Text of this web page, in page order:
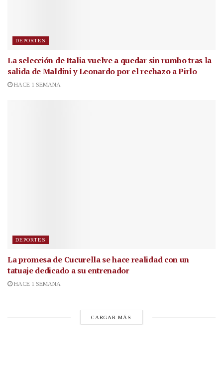
DEPORTES
La selección de Italia vuelve a quedar sin rumbo tras la
salida de Maldini y Leonardo por el rechazo a Pirlo
HACE 1 SEMANA
DEPORTES
La promesa de Cucurella se hace realidad con un
tatuaje dedicado a su entrenador
HACE 1 SEMANA
CARGAR MÁS